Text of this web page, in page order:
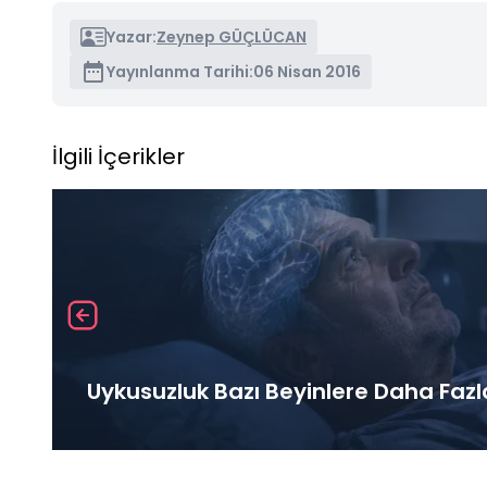
Yazar:Zeynep GÜÇLÜCAN
Yayınlanma Tarihi:06 Nisan 2016
İlgili İçerikler
Uykusuzluk Bazı Beyinlere Daha